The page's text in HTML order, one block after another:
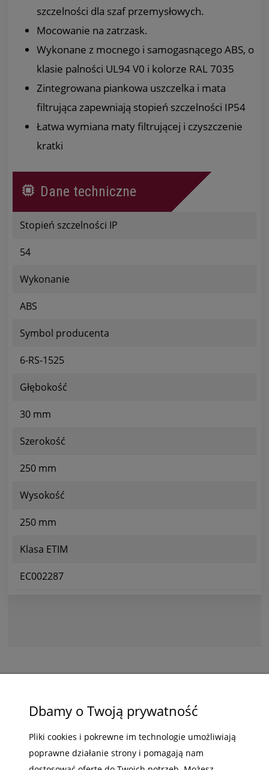
szczelności dla szaf przemysłowych.
Mocowanie na zatrzask.
Wykonane z mocnego i samogasnącego ABS, o
klasie palności UL94 V0 i kolorze RAL 7035
Zintegrowana piankowa uszczelka i mata
filtrująca zapewniają stopień szczelności IP54
Łatwa wymiana maty filtrującej i czyszczenie
kratki
Dane techniczne
Stopień szczelności IP
54
Wykonanie
ABS
Symbol producenta
6-RS-1525
Głębokość
30 mm
Szerokość
250 mm
Wysokość
250 mm
Klasa ETIM
EC002287
ZAKUPY
POMOC
MOJE KONTO
Dbamy o Twoją prywatność
Pliki cookies i pokrewne im technologie umożliwiają
poprawne działanie strony i pomagają nam